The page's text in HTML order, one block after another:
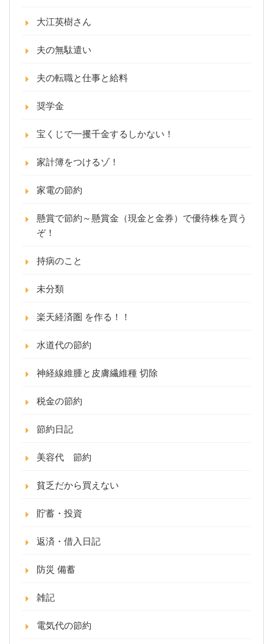
大江英樹さん
夫の無駄遣い
夫の転職と仕事と給料
奨学金
宝くじで一攫千金するしかない！
家計簿をつけるゾ！
家電の節約
懸賞で節約～懸賞金（現金と金券）で優待株を買う
ぞ！
持病のこと
未分類
楽天経済圏 を作る！！
水道代の節約
神経線維腫と皮膚繊維種 切除
税金の節約
節約日記
美容代 節約
貧乏だから買えない
貯蓄・投資
返済・借入日記
防災 備蓄
雑記
電気代の節約